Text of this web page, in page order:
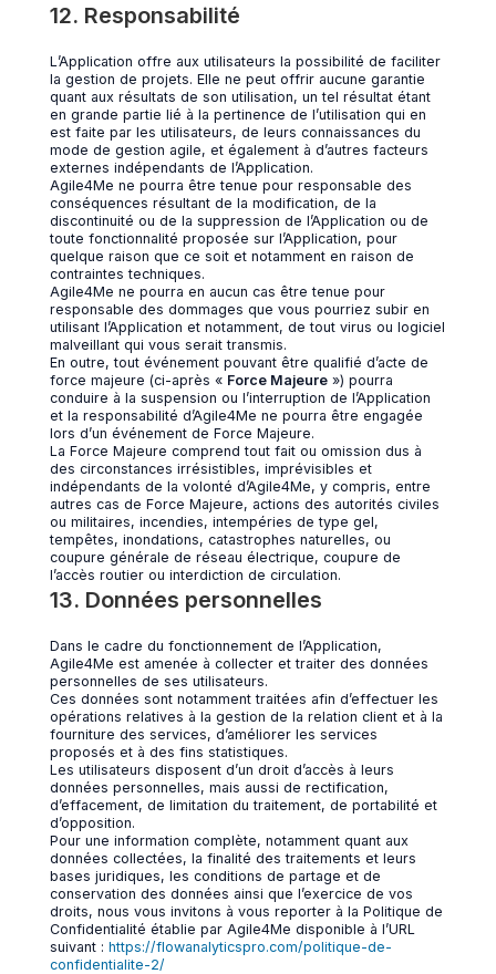
12. Responsabilité
L’Application offre aux utilisateurs la possibilité de faciliter
la gestion de projets. Elle ne peut offrir aucune garantie
quant aux résultats de son utilisation, un tel résultat étant
en grande partie lié à la pertinence de l’utilisation qui en
est faite par les utilisateurs, de leurs connaissances du
mode de gestion agile, et également à d’autres facteurs
externes indépendants de l’Application.
Agile4Me ne pourra être tenue pour responsable des
conséquences résultant de la modification, de la
discontinuité ou de la suppression de l’Application ou de
toute fonctionnalité proposée sur l’Application, pour
quelque raison que ce soit et notamment en raison de
contraintes techniques.
Agile4Me ne pourra en aucun cas être tenue pour
responsable des dommages que vous pourriez subir en
utilisant l’Application et notamment, de tout virus ou logiciel
malveillant qui vous serait transmis.
En outre, tout événement pouvant être qualifié d’acte de
force majeure (ci-après « Force Majeure») pourra
conduire à la suspension ou l’interruption de l’Application
et la responsabilité d’Agile4Me ne pourra être engagée
lors d’un événement de Force Majeure.
La Force Majeure comprend tout fait ou omission dus à
des circonstances irrésistibles, imprévisibles et
indépendants de la volonté d’Agile4Me, y compris, entre
autres cas de Force Majeure, actions des autorités civiles
ou militaires, incendies, intempéries de type gel,
tempêtes, inondations, catastrophes naturelles, ou
coupure générale de réseau électrique, coupure de
l’accès routier ou interdiction de circulation.
13. Données personnelles
Dans le cadre du fonctionnement de l’Application,
Agile4Me est amenée à collecter et traiter des données
personnelles de ses utilisateurs.
Ces données sont notamment traitées afin d’effectuer les
opérations relatives à la gestion de la relation client et à la
fourniture des services, d’améliorer les services
proposés et à des fins statistiques.
Les utilisateurs disposent d’un droit d’accès à leurs
données personnelles, mais aussi de rectification,
d’effacement, de limitation du traitement, de portabilité et
d’opposition.
Pour une information complète, notamment quant aux
données collectées, la finalité des traitements et leurs
bases juridiques, les conditions de partage et de
conservation des données ainsi que l’exercice de vos
droits, nous vous invitons à vous reporter à la Politique de
Confidentialité établie par Agile4Me disponible à l’URL
suivant : https://flowanalyticspro.com/politique-de-
confidentialite-2/